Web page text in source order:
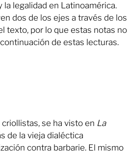
legalidad en Latinoamérica.
dos de los ejes a través de los
texto, por lo que estas notas no
de estas lecturas.
se ha visto en La
de la vieja dialéctica
contra barbarie. El mismo